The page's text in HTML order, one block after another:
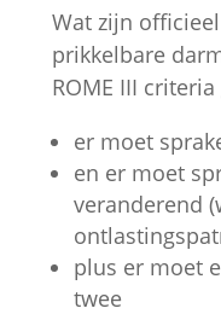
Wat zijn
prikkelbare
ROME III
er moet
en er moet
veranderend
plus er moet
twee